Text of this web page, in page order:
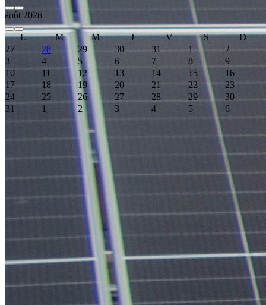
août 2026
L M M J V S
D
27
28 29 30 31 1
2
3
4 5 6 7 8
9
10
11 12 13 14 15
16
17
18 19 20 21 22
23
24
25 26 27 28 29
30
31
1 2 3 4 5
6
Event Date, août 2026